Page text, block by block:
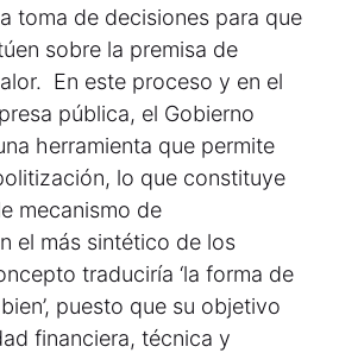
toma de decisiones para que
sobre la premisa de
En este proceso y en el
pública, el Gobierno
herramienta que permite
lo que constituye
mecanismo de
el más sintético de los
traduciría ‘la forma de
puesto que su objetivo
financiera, técnica y